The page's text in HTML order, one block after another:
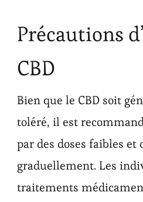
Précautions
CBD
Bien que le CBD soit
toléré, il est
par des doses faibles et
graduellement. Les
traitements